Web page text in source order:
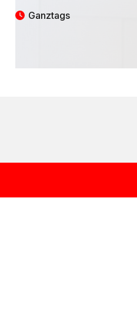
Ganztags